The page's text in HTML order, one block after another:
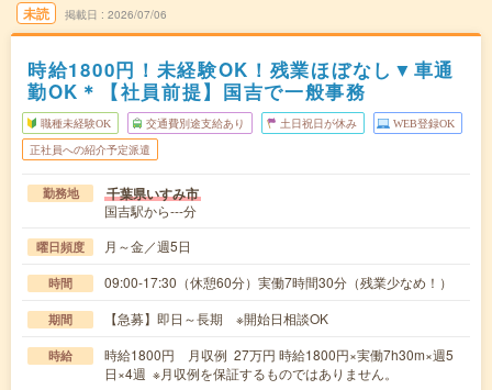
未読 掲載日 2026/07/06
時給1800円！未経験OK！残業ほぼなし▼車通
勤OK＊【社員前提】国吉で一般事務
職種未経験OK 交通費別途支給あり 土日祝日が休み WEB登録OK
正社員への紹介予定派遣
勤務地 千葉県いすみ市
国吉駅から---分
曜日頻度 月～金／週5日
時間 09:00-17:30（休憩60分）実働7時間30分（残業少なめ！）
期間 【急募】即日～長期 ※開始日相談OK
時給
時給1800円 月収例 27万円 時給1800円×実働7h30m×週5
日×4週 ※月収例を保証するものではありません。